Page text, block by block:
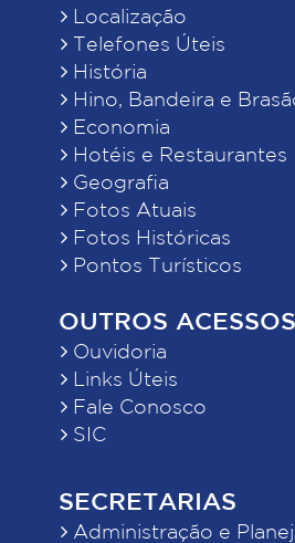
Localização
Telefones Úteis
História
Hino, Bandeira e
Economia
Hotéis e Restaurantes
Geografia
Fotos Atuais
Fotos Históricas
Pontos Turísticos
OUTROS ACESSOS
Ouvidoria
Links Úteis
Fale Conosco
SIC
SECRETARIAS
Administração e